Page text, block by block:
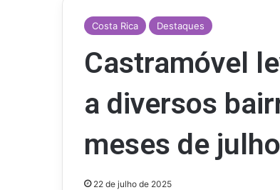
Costa Rica Destaques
Castramóvel
a diversos
meses de
22 de julho de 2025